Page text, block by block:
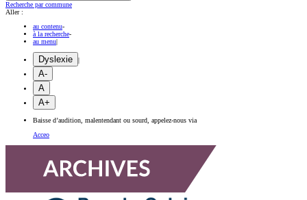
Recherche par commune
Aller :
au contenu-
à la recherche-
au menu|
Dyslexie |
A-
A
A+
Baisse d’audition, malentendant ou sourd, appelez-nous via
Acceo